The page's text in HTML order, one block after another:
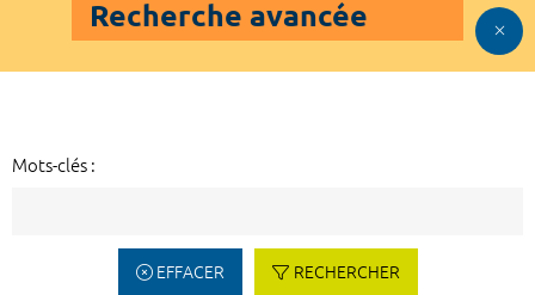
Recherche avancée
Mots-clés :
EFFACER RECHERCHER